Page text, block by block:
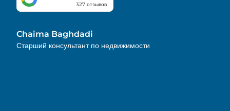
стресса. Я искренне ценю ее
к деталям. Настоятельно
рекомендую!
327 отзывов
Chaima Baghdadi
Старший консультант по недвижимости